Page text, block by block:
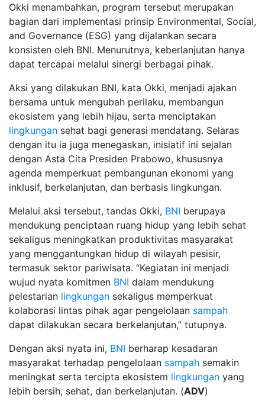
Okki menambahkan, program tersebut merupakan
bagian dari implementasi prinsip Environmental, Social,
and Governance (ESG) yang dijalankan secara
konsisten oleh BNI. Menurutnya, keberlanjutan hanya
dapat tercapai melalui sinergi berbagai pihak.
Aksi yang dilakukan BNI, kata Okki, menjadi ajakan
bersama untuk mengubah perilaku, membangun
ekosistem yang lebih hijau, serta menciptakan
lingkungan sehat bagi generasi mendatang. Selaras
dengan itu ia juga menegaskan, inisiatif ini sejalan
dengan Asta Cita Presiden Prabowo, khususnya
agenda memperkuat pembangunan ekonomi yang
inklusif, berkelanjutan, dan berbasis lingkungan.
Melalui aksi tersebut, tandas Okki, BNI berupaya
mendukung penciptaan ruang hidup yang lebih sehat
sekaligus meningkatkan produktivitas masyarakat
yang menggantungkan hidup di wilayah pesisir,
termasuk sektor pariwisata. “Kegiatan ini menjadi
wujud nyata komitmen BNI dalam mendukung
pelestarian lingkungan sekaligus memperkuat
kolaborasi lintas pihak agar pengelolaan sampah
dapat dilakukan secara berkelanjutan,” tutupnya.
Dengan aksi nyata ini, BNI berharap kesadaran
masyarakat terhadap pengelolaan sampah semakin
meningkat serta tercipta ekosistem lingkungan yang
lebih bersih, sehat, dan berkelanjutan. (ADV)